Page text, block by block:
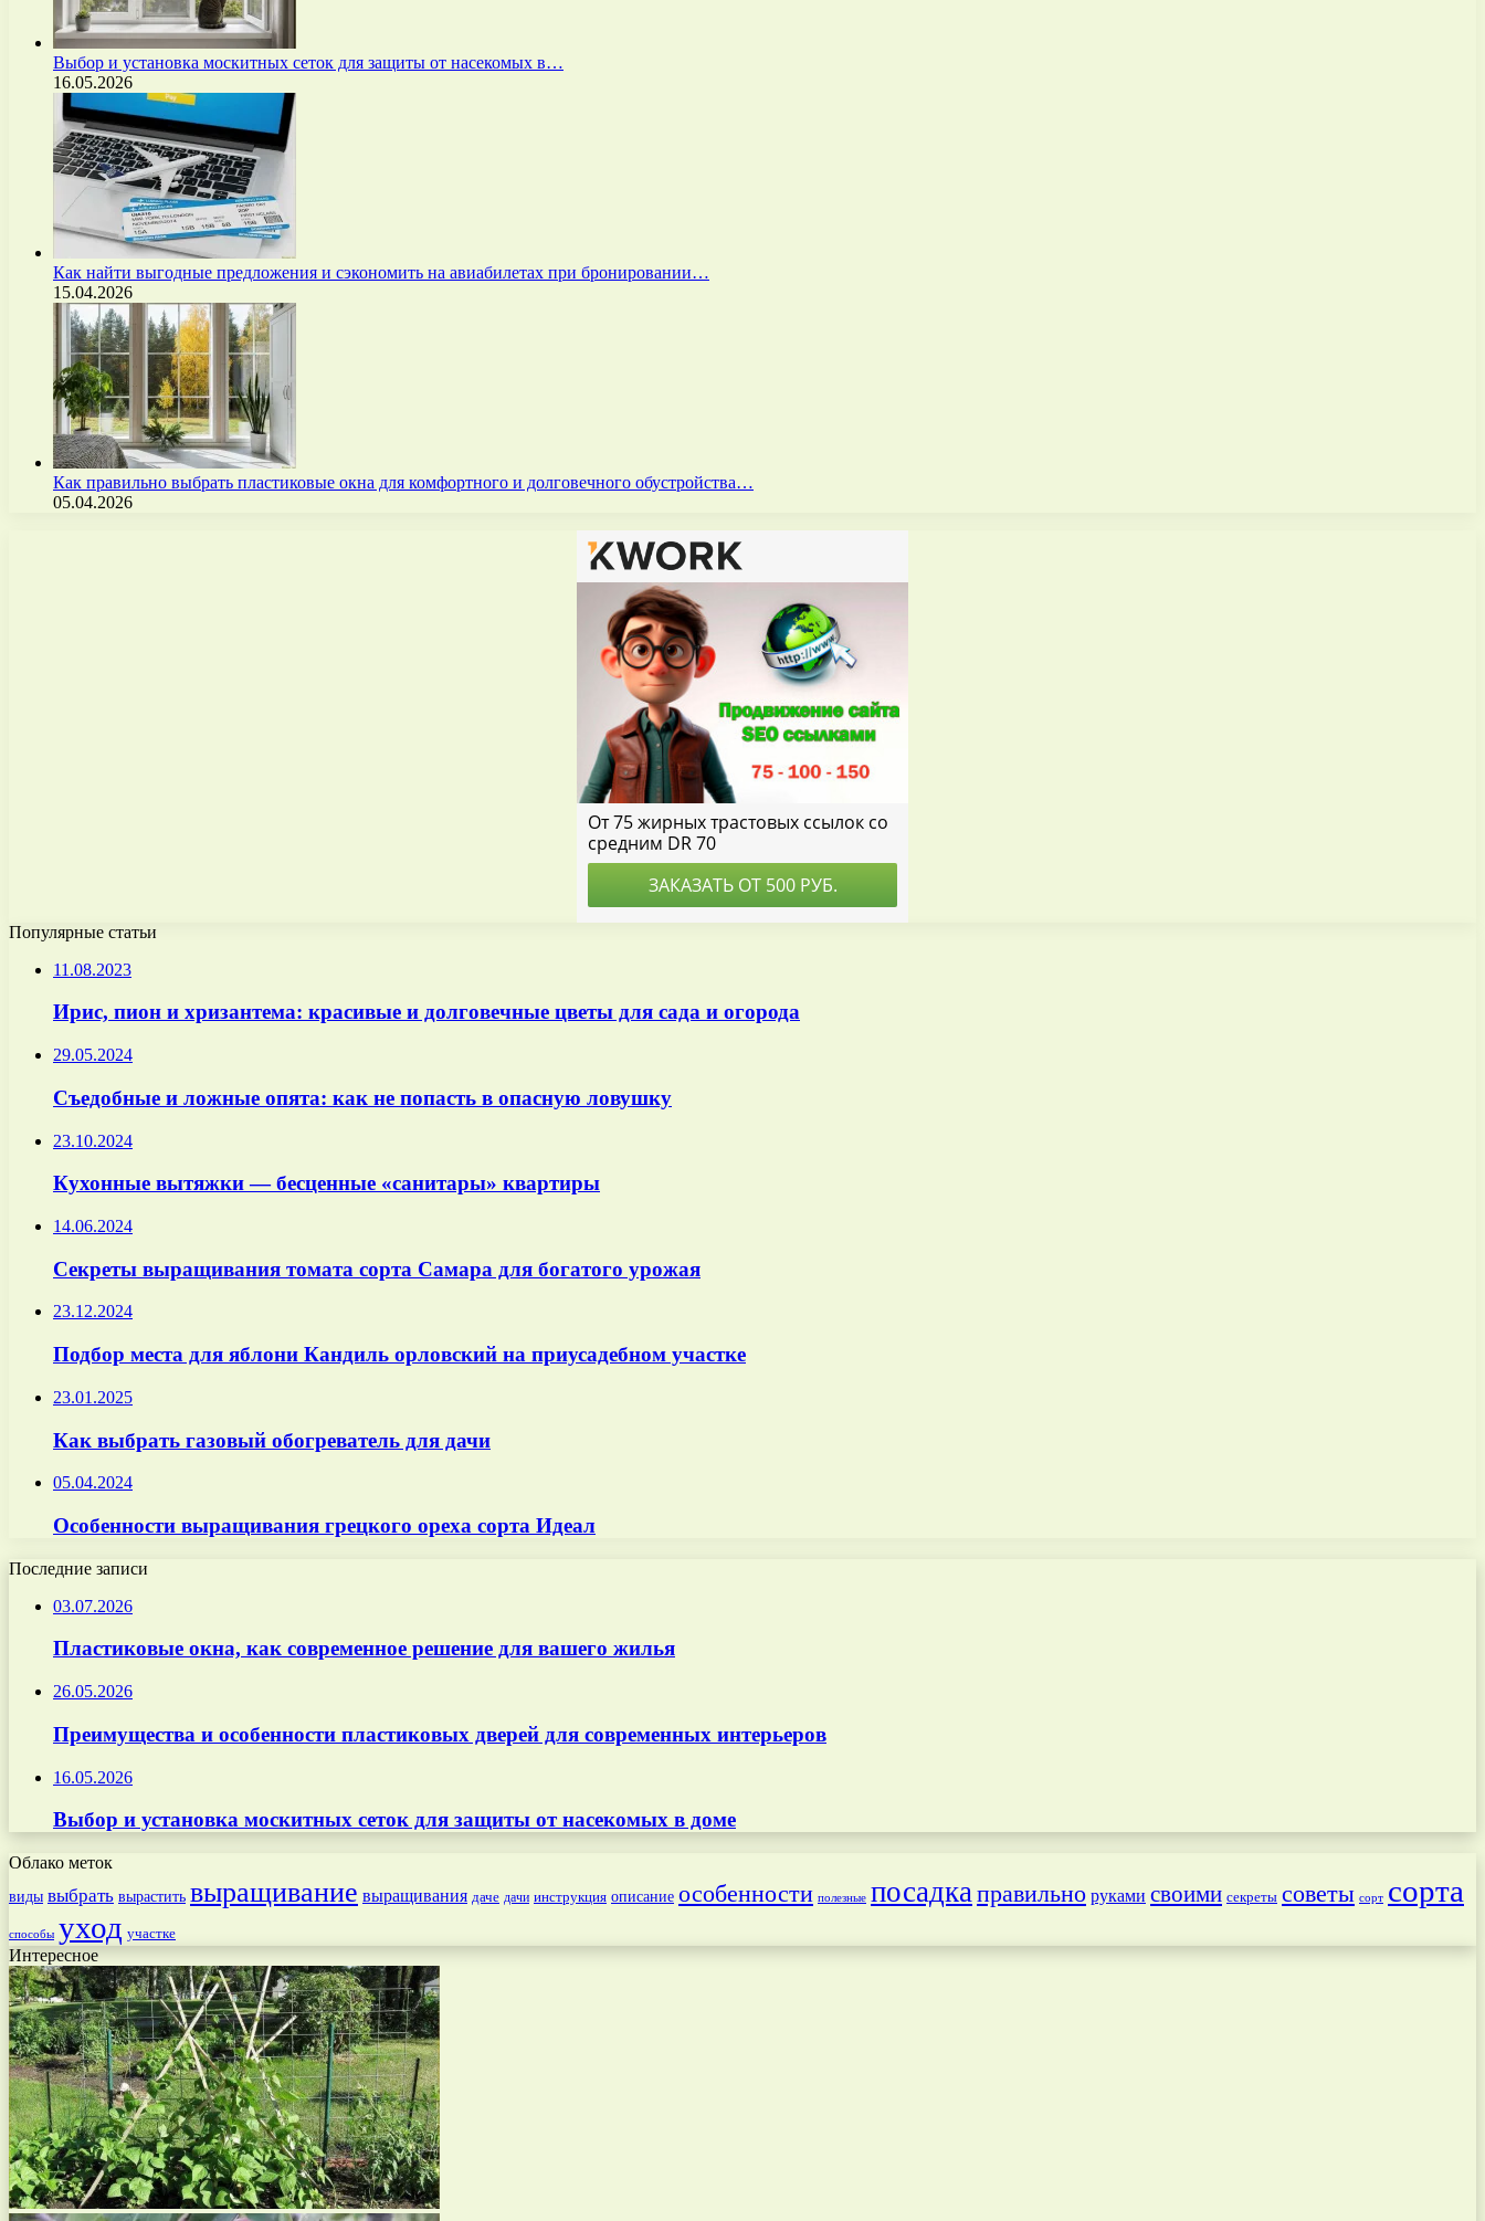
Выбор и установка москитных сеток для защиты от насекомых в…
16.05.2026
Как найти выгодные предложения и сэкономить на авиабилетах при бронировании…
15.04.2026
Как правильно выбрать пластиковые окна для комфортного и долговечного обустройства…
05.04.2026
Популярные статьи
11.08.2023
Ирис, пион и хризантема: красивые и долговечные цветы для сада и огорода
29.05.2024
Съедобные и ложные опята: как не попасть в опасную ловушку
23.10.2024
Кухонные вытяжки — бесценные «санитары» квартиры
14.06.2024
Секреты выращивания томата сорта Самара для богатого урожая
23.12.2024
Подбор места для яблони Кандиль орловский на приусадебном участке
23.01.2025
Как выбрать газовый обогреватель для дачи
05.04.2024
Особенности выращивания грецкого ореха сорта Идеал
Последние записи
03.07.2026
Пластиковые окна, как современное решение для вашего жилья
26.05.2026
Преимущества и особенности пластиковых дверей для современных интерьеров
16.05.2026
Выбор и установка москитных сеток для защиты от насекомых в доме
Облако меток
виды выбрать вырастить выращивание выращивания даче дачи инструкция описание особенности полезные посадкаправильно руками своими секреты советы сорт сорта
способы уход участке
Интересное